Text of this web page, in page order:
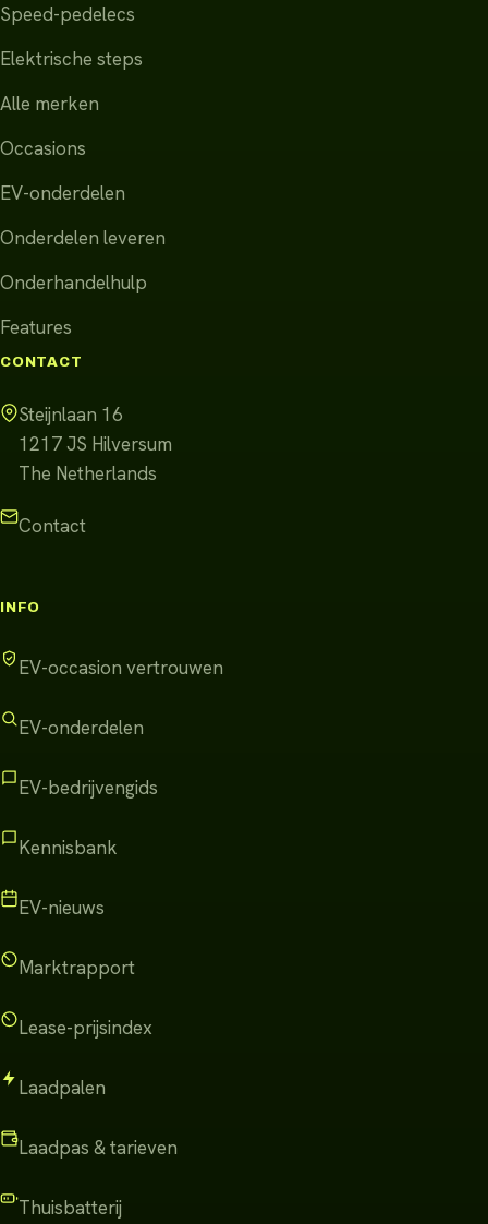
Speed-pedelecs
Elektrische steps
Alle merken
Occasions
EV-onderdelen
Onderdelen leveren
Onderhandelhulp
Features
CONTACT
Steijnlaan 16
1217 JS Hilversum
The Netherlands
Contact
INFO
EV-occasion vertrouwen
EV-onderdelen
EV-bedrijvengids
Kennisbank
EV-nieuws
Marktrapport
Lease-prijsindex
Laadpalen
Laadpas & tarieven
Thuisbatterij